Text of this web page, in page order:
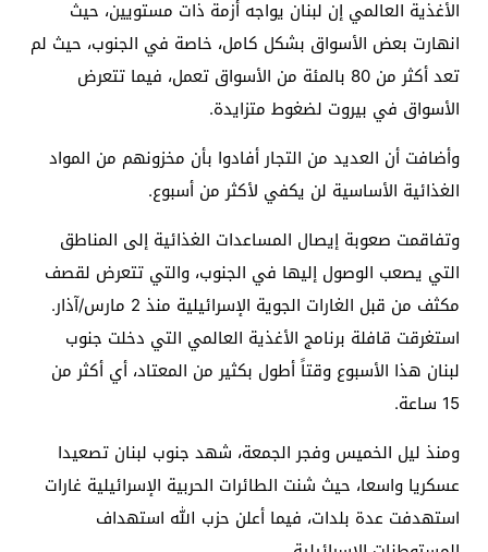
الأغذية العالمي إن لبنان يواجه أزمة ذات مستويين، حيث
انهارت بعض الأسواق بشكل كامل، خاصة في الجنوب، حيث لم
تعد أكثر من 80 بالمئة من الأسواق تعمل، فيما تتعرض
الأسواق في بيروت لضغوط متزايدة.
وأضافت أن العديد من التجار أفادوا بأن مخزونهم من المواد
الغذائية الأساسية لن يكفي لأكثر من أسبوع.
وتفاقمت صعوبة إيصال المساعدات الغذائية إلى المناطق
التي يصعب الوصول إليها في الجنوب، والتي تتعرض لقصف
مكثف من قبل الغارات الجوية الإسرائيلية منذ 2 مارس/آذار.
استغرقت قافلة برنامج الأغذية العالمي التي دخلت جنوب
لبنان هذا الأسبوع وقتاً أطول بكثير من المعتاد، أي أكثر من
15 ساعة.
ومنذ ليل الخميس وفجر الجمعة، شهد جنوب لبنان تصعيدا
عسكريا واسعا، حيث شنت الطائرات الحربية الإسرائيلية غارات
استهدفت عدة بلدات، فيما أعلن حزب الله استهداف